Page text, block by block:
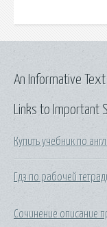
Links to Important
Купить учебник по
Гдз по рабочей
Сочинение описание
An Informative